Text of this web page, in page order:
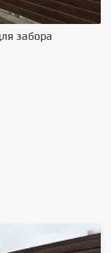
забора